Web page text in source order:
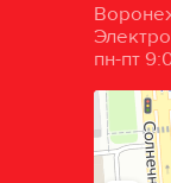
пн-пт